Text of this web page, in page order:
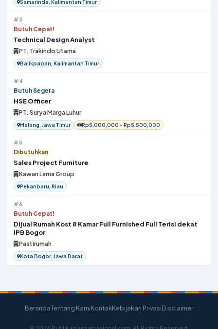
Samarinda, Kalimantan Timur
#3
Butuh Cepat!
Technical Design Analyst
PT. Trakindo Utama
Balikpapan, Kalimantan Timur
#4
Butuh Segera
HSE Officer
PT. Surya Marga Luhur
Malang, Jawa Timur Rp5,000,000 - Rp5,500,000
#5
Dibutuhkan
Sales Project Furniture
Kawan Lama Group
Pekanbaru, Riau
#6
Butuh Cepat!
Dijual Rumah Kost 8 Kamar Full Furnished Full Terisi dekat
IPB Bogor
Pastirumah
Kota Bogor, Jawa Barat
BerandaTentang KamiKontakKebijakan PrivasiDisclaimer